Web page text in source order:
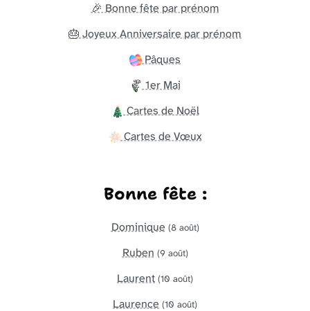
🎉 Bonne fête par prénom
🎂 Joyeux Anniversaire par prénom
Pâques
1er Mai
Cartes de Noël
Cartes de Vœux
Bonne fête :
Dominique (8 août)
Ruben (9 août)
Laurent (10 août)
Laurence (10 août)